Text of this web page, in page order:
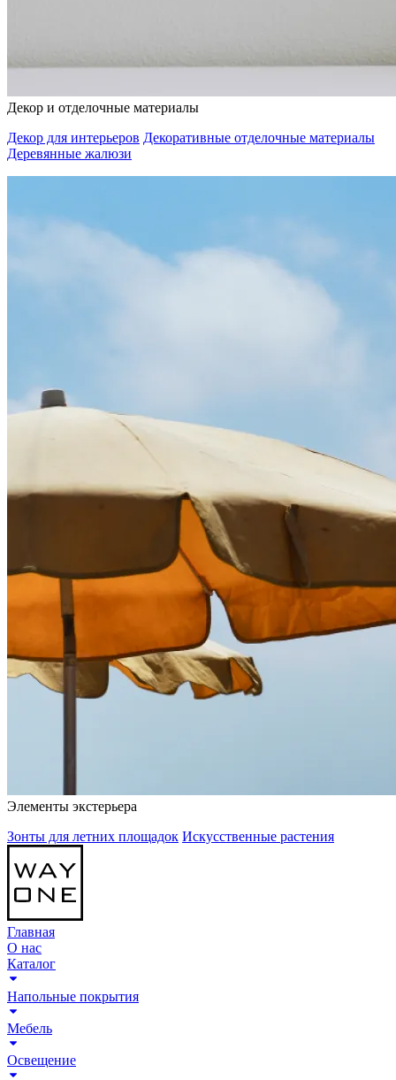
Декор и отделочные материалы
Декор для интерьеров Декоративные отделочные материалы
Деревянные жалюзи
Элементы экстерьера
Зонты для летних площадок Искусственные растения
Главная
О нас
Каталог
Напольные покрытия
Мебель
Освещение